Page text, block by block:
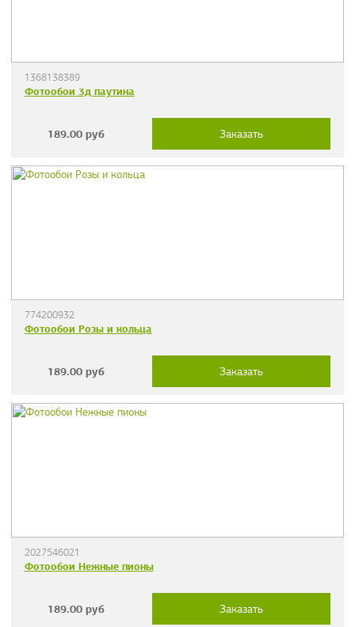
1368138389
Фотообои 3д паутина
189.00 руб Заказать
774200932
Фотообои Розы и кольца
189.00 руб Заказать
2027546021
Фотообои Нежные пионы
189.00 руб Заказать